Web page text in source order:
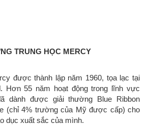
TRUNG HỌC MERCY
được thành lập năm 1960, tọa lạc tại
Hơn 55 năm hoạt động trong lĩnh vực
dành được giải thường Blue Ribbon
(chỉ 4% trường của Mỹ được cấp) cho
dục xuất sắc của mình.